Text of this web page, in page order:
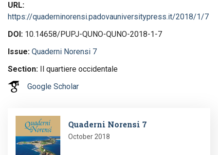
URL
https://quaderninorensi.padovauniversitypress.it/2018/1/7
DOI 10.14658/PUPJ-QUNO-QUNO-2018-1-7
Issue Quaderni Norensi 7
Section Il quartiere occidentale
Google Scholar
Quaderni Norensi 7
October 2018